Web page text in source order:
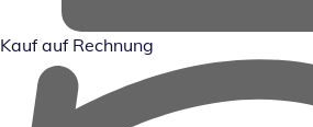
Kauf auf Rechnung